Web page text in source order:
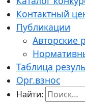
Контактный
Публикации
Авторские
Таблица
Орг.взнос
Найти: